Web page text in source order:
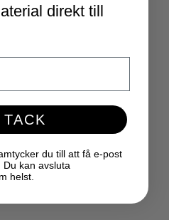
direkt till
du till att få e-post
Du kan avsluta
helst.